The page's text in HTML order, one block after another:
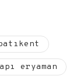
eryaman